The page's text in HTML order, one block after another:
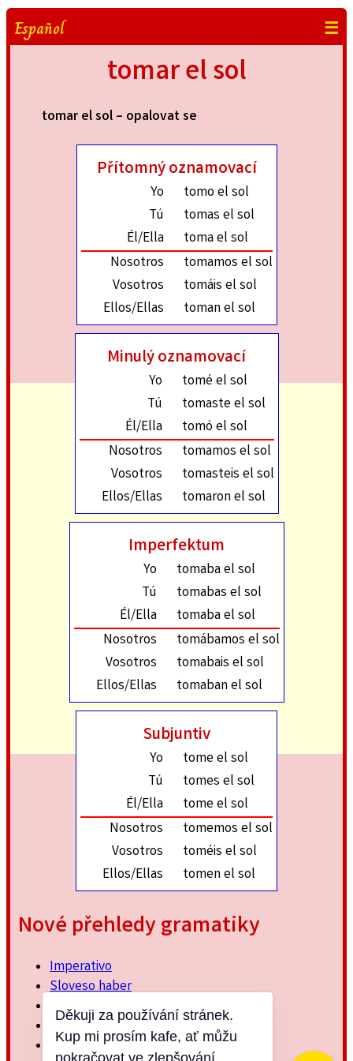
Español ☰
tomar el sol
tomar el sol – opalovat se
Přítomný oznamovací
Yo
tomo el sol
Tú
tomas el sol
Él/Ella
toma el sol
Nosotros
tomamos el sol
Vosotros
tomáis el sol
Ellos/Ellas
toman el sol
Minulý oznamovací
Yo
tomé el sol
Tú
tomaste el sol
Él/Ella
tomó el sol
Nosotros
tomamos el sol
Vosotros
tomasteis el sol
Ellos/Ellas
tomaron el sol
Imperfektum
Yo
tomaba el sol
Tú
tomabas el sol
Él/Ella
tomaba el sol
Nosotros
tomábamos el sol
Vosotros
tomabais el sol
Ellos/Ellas
tomaban el sol
Subjuntiv
Yo
tome el sol
Tú
tomes el sol
Él/Ella
tome el sol
Nosotros
tomemos el sol
Vosotros
toméis el sol
Ellos/Ellas
tomen el sol
Nové přehledy gramatiky
Imperativo
Sloveso haber
Imperfektum
Přítomný subjuntiv
Minulý jednoduchý
Děkuji za používání stránek.
Kup mi prosím kafe, ať můžu
pokračovat ve zlepšování